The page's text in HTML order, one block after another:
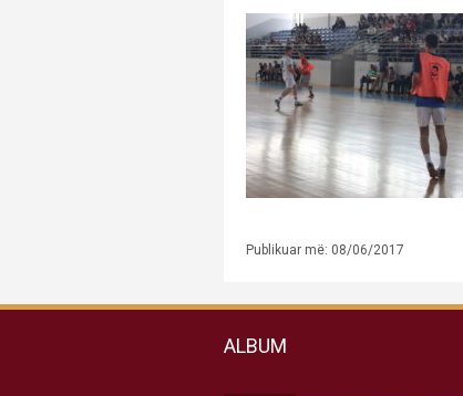
Publikuar më: 08/06/2017
ALBUM